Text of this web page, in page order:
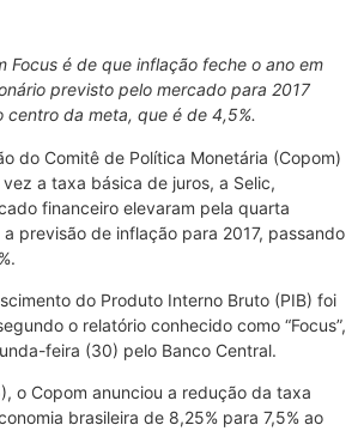
Focus é de que inflação feche o ano em
previsto pelo mercado para 2017
centro da meta, que é de 4,5%.
do Comitê de Política Monetária (Copom)
a taxa básica de juros, a Selic,
financeiro elevaram pela quarta
previsão de inflação para 2017, passando
do Produto Interno Bruto (PIB) foi
o relatório conhecido como “Focus”,
feira (30) pelo Banco Central.
o Copom anunciou a redução da taxa
brasileira de 8,25% para 7,5% ao